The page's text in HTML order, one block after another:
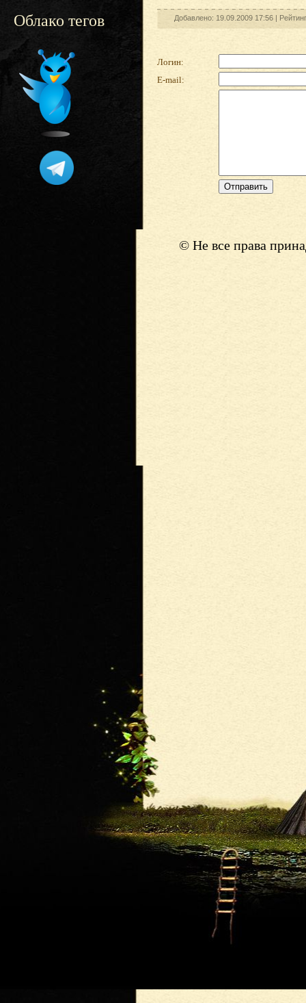
Облако тегов Добавлено: 19.09.2009 17:56 |
Логин:
E-mail:
© Не все права